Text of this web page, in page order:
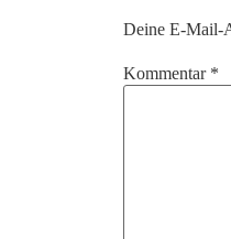
Deine E-Mail-
Kommentar *